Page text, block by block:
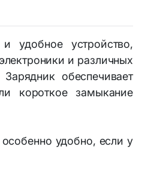
пульты ДУ
удобное устройство,
и различных
обеспечивает
короткое замыкание
удобно, если у